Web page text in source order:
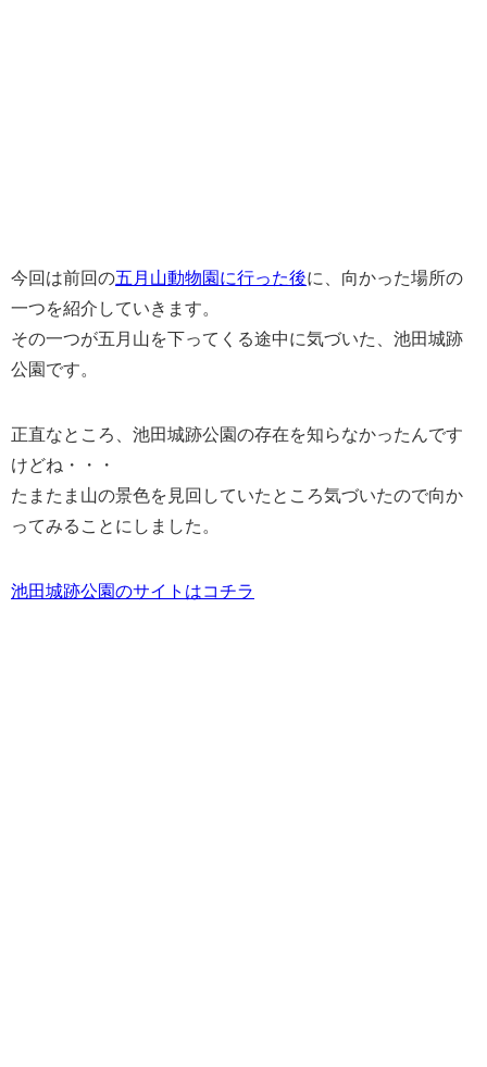
今回は前回の五月山動物園に行った後に、向かった場所の
一つを紹介していきます。
その一つが五月山を下ってくる途中に気づいた、池田城跡
公園です。
正直なところ、池田城跡公園の存在を知らなかったんです
けどね・・・
たまたま山の景色を見回していたところ気づいたので向か
ってみることにしました。
池田城跡公園のサイトはコチラ